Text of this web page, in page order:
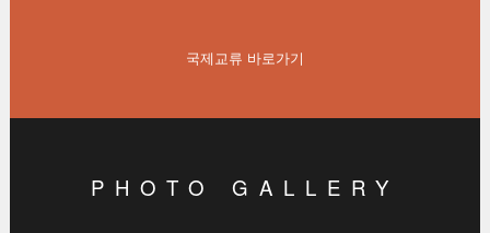
국제교류 바로가기
PHOTO GALLERY